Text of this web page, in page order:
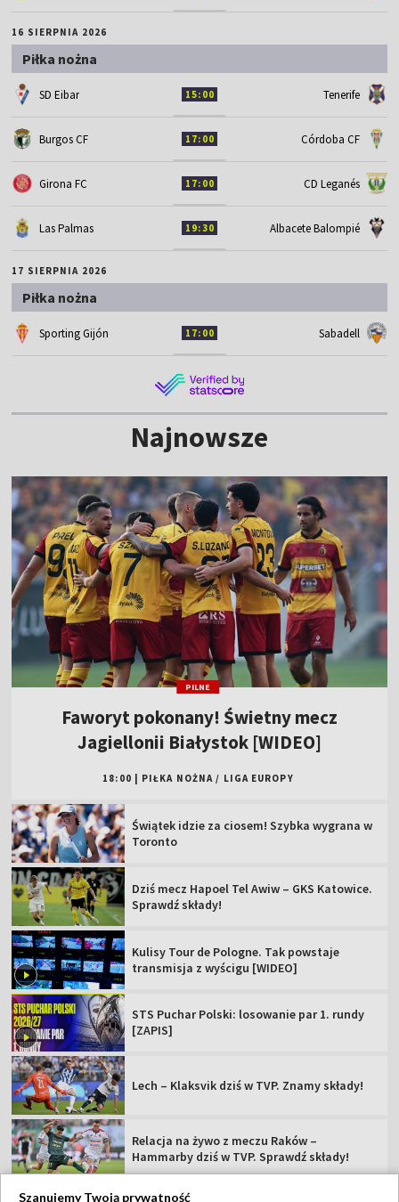
16 SIERPNIA 2026
Piłka nożna
SD Eibar 15:00 Tenerife
Burgos CF 17:00 Córdoba CF
Girona FC 17:00 CD Leganés
Las Palmas 19:30 Albacete Balompié
17 SIERPNIA 2026
Piłka nożna
Sporting Gijón 17:00 Sabadell
Najnowsze
PILNE
Faworyt pokonany! Świetny mecz
Jagiellonii Białystok [WIDEO]
18:00 PIŁKA NOŻNA / LIGA EUROPY
Świątek idzie za ciosem! Szybka wygrana w
Toronto
Dziś mecz Hapoel Tel Awiw – GKS Katowice.
Sprawdź składy!
Kulisy Tour de Pologne. Tak powstaje
transmisja z wyścigu [WIDEO]
STS Puchar Polski: losowanie par 1. rundy
[ZAPIS]
Lech – Klaksvik dziś w TVP. Znamy składy!
Relacja na żywo z meczu Raków –
Hammarby dziś w TVP. Sprawdź składy!
Szanujemy Twoją prywatność